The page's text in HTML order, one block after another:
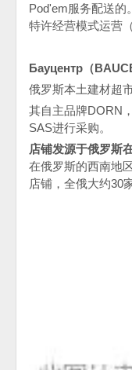
Pod'em服务配送的
特许经营模式运营
Бауцентр （
俄罗斯本土建材超
其自主品牌DORN
SAS进行采购。
店铺发源于俄罗斯
在俄罗斯的西南地
店铺，全俄大约30